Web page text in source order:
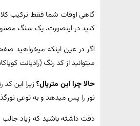
گاهی اوقات شما فقط ترکیب
کنید در اینصورت، یک سنگ
اگر در عین اینکه می‫خواهید
می‫توانید از کد رنگ (رادیانت
حالا چرا این متریال؟زیرا این
نور را پس می‫دهد و به نوعی
دقت داشته باشید که زیاد